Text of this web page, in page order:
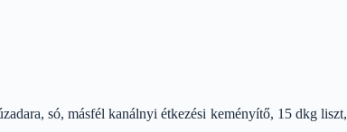
só, másfél kanálnyi étkezési keményítő, 15 dkg liszt,